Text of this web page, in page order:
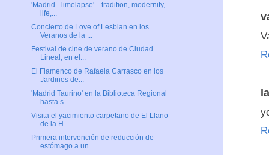
'Madrid. Timelapse'... tradition, modernity,
life,...
Concierto de Love of Lesbian en los
Veranos de la ...
Festival de cine de verano de Ciudad
Lineal, en el...
El Flamenco de Rafaela Carrasco en los
Jardines de...
'Madrid Taurino' en la Biblioteca Regional
hasta s...
Visita el yacimiento carpetano de El Llano
de la H...
Primera intervención de reducción de
estómago a un...